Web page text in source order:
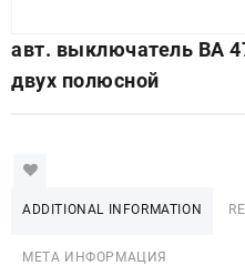
авт. выключатель ВА
двух полюсной
ADDITIONAL INFORMATION
МЕТА ИНФОРМАЦИЯ